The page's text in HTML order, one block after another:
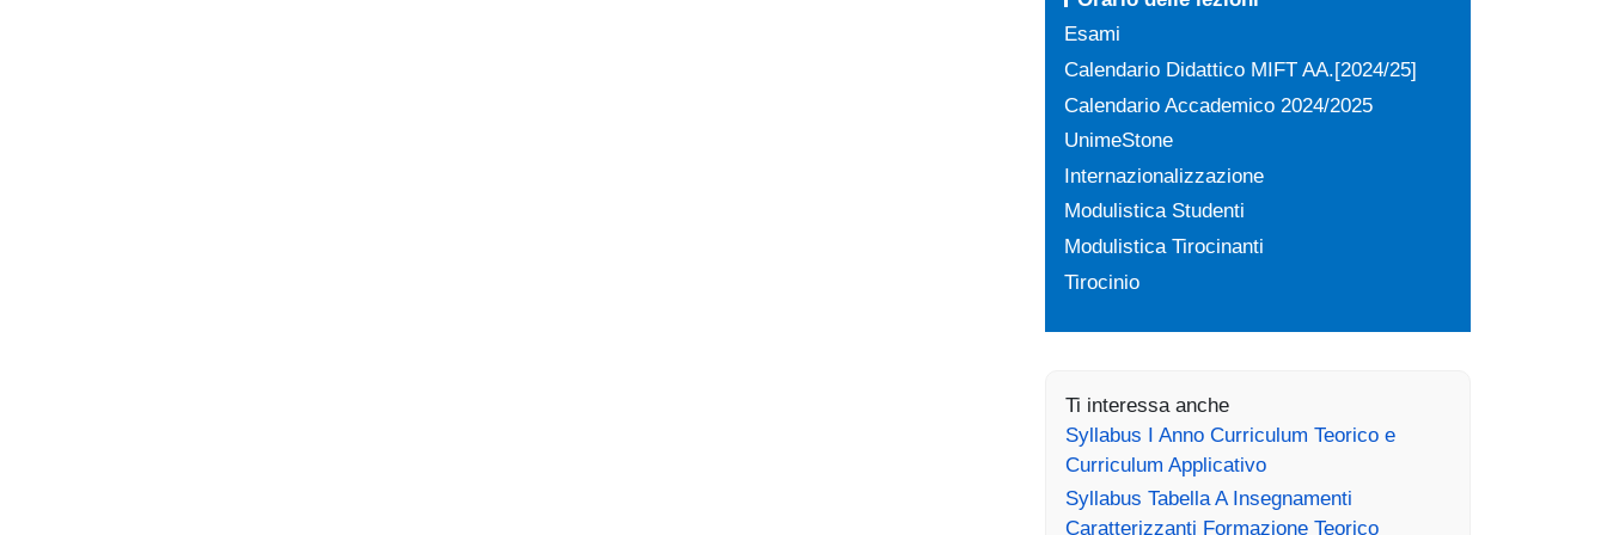
Esami
Calendario Didattico MIFT AA.[2024/25]
Calendario Accademico 2024/2025
UnimeStone
Internazionalizzazione
Modulistica Studenti
Modulistica Tirocinanti
Tirocinio
Ti interessa anche
Syllabus I Anno Curriculum Teorico e
Curriculum Applicativo
Syllabus Tabella A Insegnamenti
Caratterizzanti Formazione Teorico